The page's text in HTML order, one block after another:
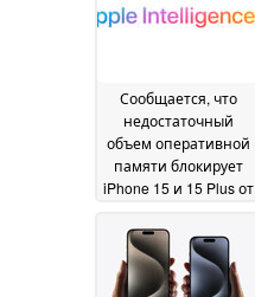
Сообщается, что
недостаточный
объем оперативной
памяти блокирует
iPhone 15 и 15 Plus от
June 2024